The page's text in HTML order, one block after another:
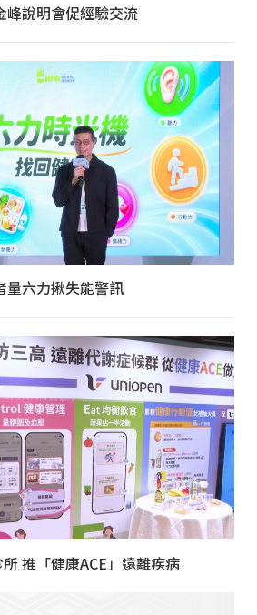
峰說明會促經驗交流
量六力揪失能警訊
推「健康ACE」遠離疾病